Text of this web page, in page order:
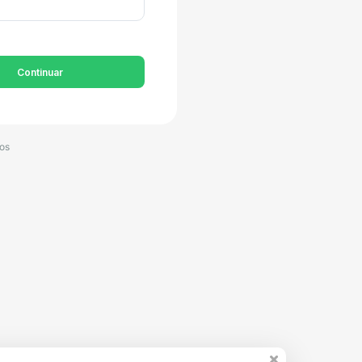
Continuar